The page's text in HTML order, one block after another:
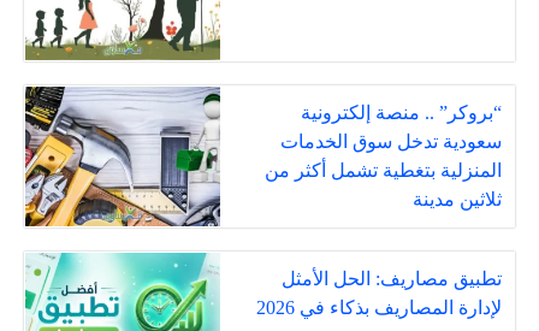
“بروكر” .. منصة إلكترونية
سعودية تدخل سوق الخدمات
المنزلية بتغطية تشمل أكثر من
ثلاثين مدينة
تطبيق مصاريف: الحل الأمثل
لإدارة المصاريف بذكاء في 2026